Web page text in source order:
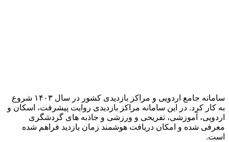
سامانه جامع اردویی و مراکز بازدیدی کشور در سال ۱۴۰۳ شروع
به کار کرد. در این سامانه مراکز بازدیدی روایت پیشرفت، اسکان و
اردویی، آموزشی، تفریحی و ورزشی و جاذبه های گردشگری
معرفی شده و امکان دریافت هوشمند زمان بازدید فراهم شده
است.